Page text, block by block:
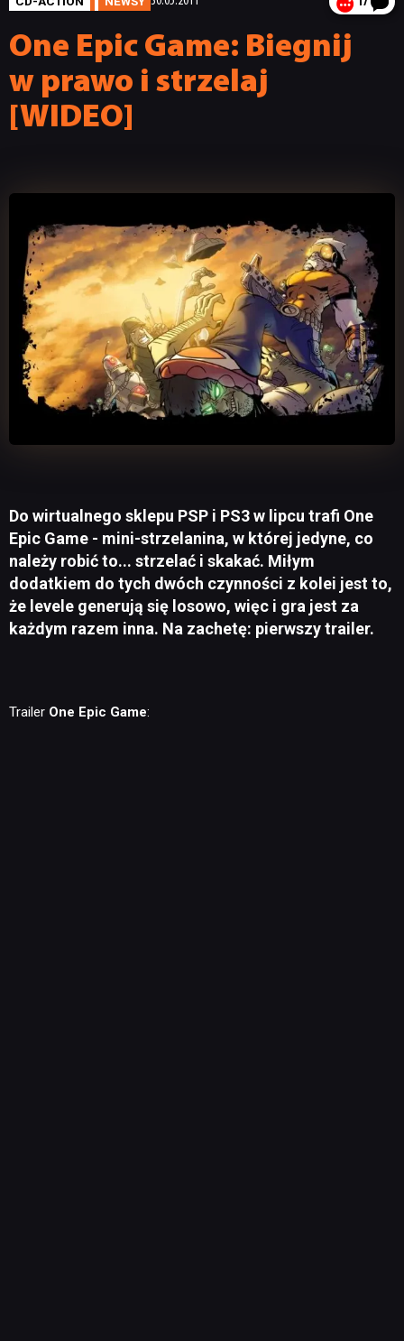
One Epic Game: Biegnij
w prawo i strzelaj
[WIDEO]
Do wirtualnego sklepu PSP i PS3 w lipcu trafi One
Epic Game - mini-strzelanina, w której jedyne, co
należy robić to... strzelać i skakać. Miłym
dodatkiem do tych dwóch czynności z kolei jest to,
że levele generują się losowo, więc i gra jest za
każdym razem inna. Na zachetę: pierwszy trailer.
Trailer One Epic Game: